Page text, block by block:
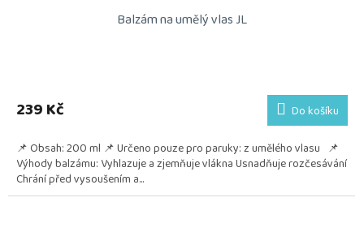
Balzám na umělý vlas JL
239 Kč Do košíku
📌 Obsah: 200 ml 📌 Určeno pouze pro paruky: z umělého vlasu 📌
Výhody balzámu: Vyhlazuje a zjemňuje vlákna Usnadňuje rozčesávání
Chrání před vysoušením a...